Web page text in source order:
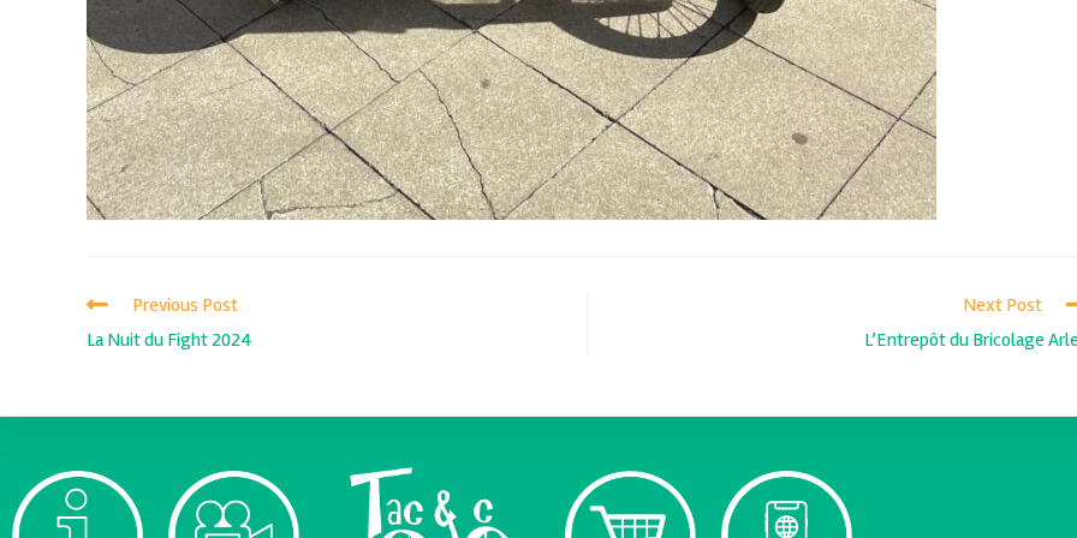
Previous Post
La Nuit du Fight 2024
Next Post
L’Entrepôt du Bricolage